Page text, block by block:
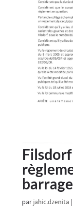
par jahic.dzenita |